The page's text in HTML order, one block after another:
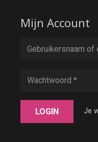
Mijn Account
LOGIN Je